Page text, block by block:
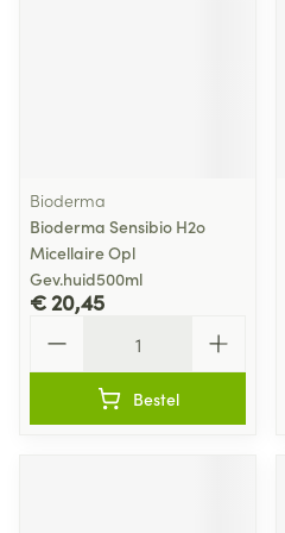
Bioderma
Bioderma Sensibio H2o
Micellaire Opl
Gev.huid500ml
€ 20,45
Bestel